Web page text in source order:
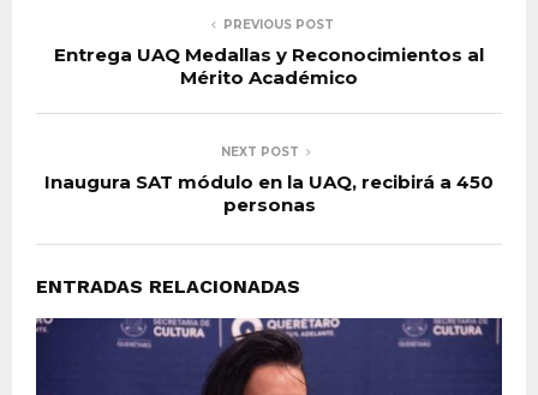
PREVIOUS POST
Entrega UAQ Medallas y Reconocimientos al
Mérito Académico
NEXT POST
Inaugura SAT módulo en la UAQ, recibirá a 450
personas
ENTRADAS RELACIONADAS